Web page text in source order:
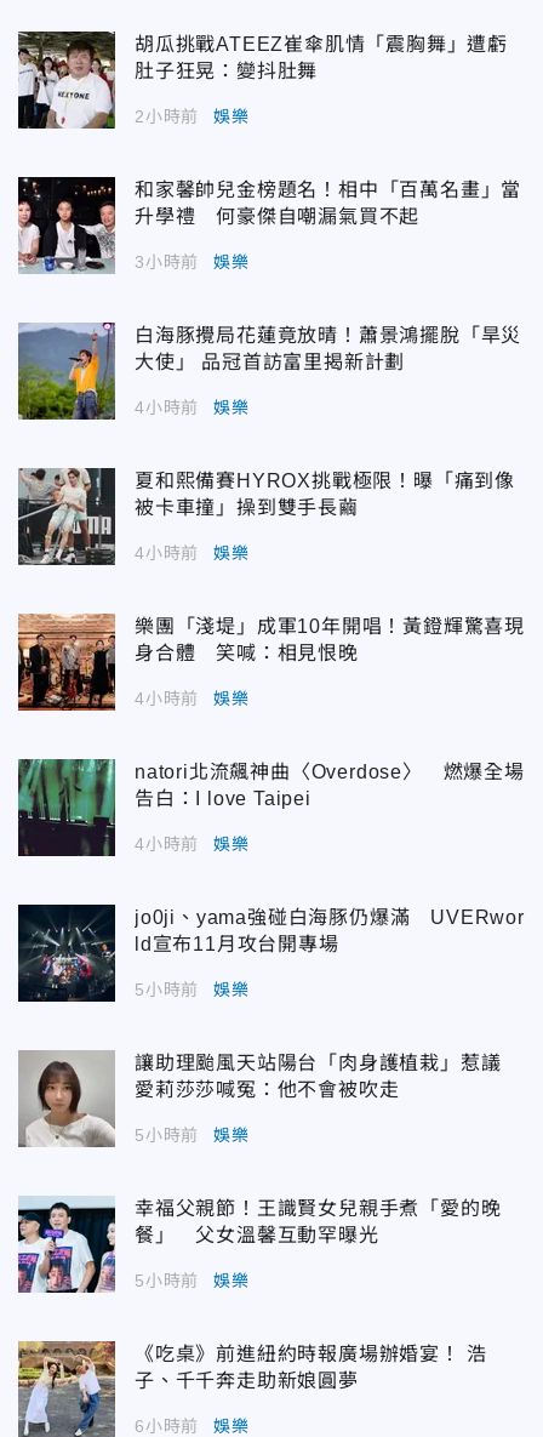
胡瓜挑戰ATEEZ崔傘肌情「震胸舞」遭虧
肚子狂晃：變抖肚舞
2小時前 娛樂
和家馨帥兒金榜題名！相中「百萬名畫」當
升學禮 何豪傑自嘲漏氣買不起
3小時前 娛樂
白海豚攪局花蓮竟放晴！蕭景鴻擺脫「旱災
大使」 品冠首訪富里揭新計劃
4小時前 娛樂
夏和熙備賽HYROX挑戰極限！曝「痛到像
被卡車撞」操到雙手長繭
4小時前 娛樂
樂團「淺堤」成軍10年開唱！黃鐙輝驚喜現
身合體 笑喊：相見恨晚
4小時前 娛樂
natori北流飆神曲〈Overdose〉 燃爆全場
告白：I love Taipei
4小時前 娛樂
jo0ji、yama強碰白海豚仍爆滿 UVERwor
ld宣布11月攻台開專場
5小時前 娛樂
讓助理颱風天站陽台「肉身護植栽」惹議
愛莉莎莎喊冤：他不會被吹走
5小時前 娛樂
幸福父親節！王識賢女兒親手煮「愛的晚
餐」 父女溫馨互動罕曝光
5小時前 娛樂
《吃桌》前進紐約時報廣場辦婚宴！ 浩
子、千千奔走助新娘圓夢
6小時前 娛樂